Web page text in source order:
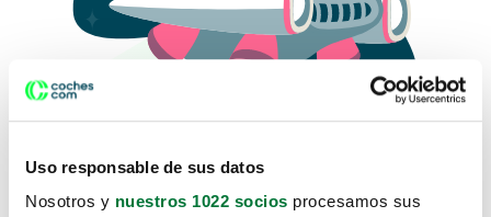
Uso responsable de sus datos
Nosotros y nuestros 1022 socios procesamos sus